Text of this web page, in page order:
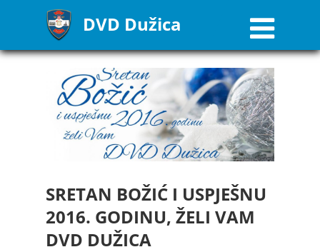
DVD Dužica
SRETAN BOŽIĆ I USPJEŠNU
2016. GODINU, ŽELI VAM
DVD DUŽICA